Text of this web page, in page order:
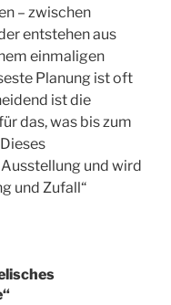
– zwischen
entstehen aus
einmaligen
Planung ist oft
ist die
das, was bis zum
und wird
und Zufall“